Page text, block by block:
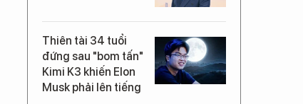
Thiên tài 34 tuổi
đứng sau "bom tấn"
Kimi K3 khiến Elon
Musk phải lên tiếng